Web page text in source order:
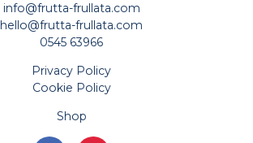
info@frutta-frullata.com
hello@frutta-frullata.com
0545 63966
Privacy Policy
Cookie Policy
Shop